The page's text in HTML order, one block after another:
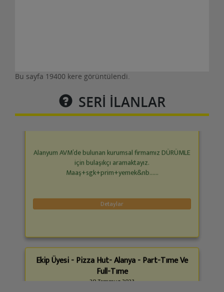
Bu sayfa 19400 kere görüntülendi.
SERİ İLANLAR
Bulaşıkçı aranıyor
Alanyum AVM’de bulunan kurumsal firmamız DÜRÜMLE
Detaylar
Full-Tıme
20 Temmuz 2023
Alanya Pizza Hut Şirketinin büyüme stratejileri